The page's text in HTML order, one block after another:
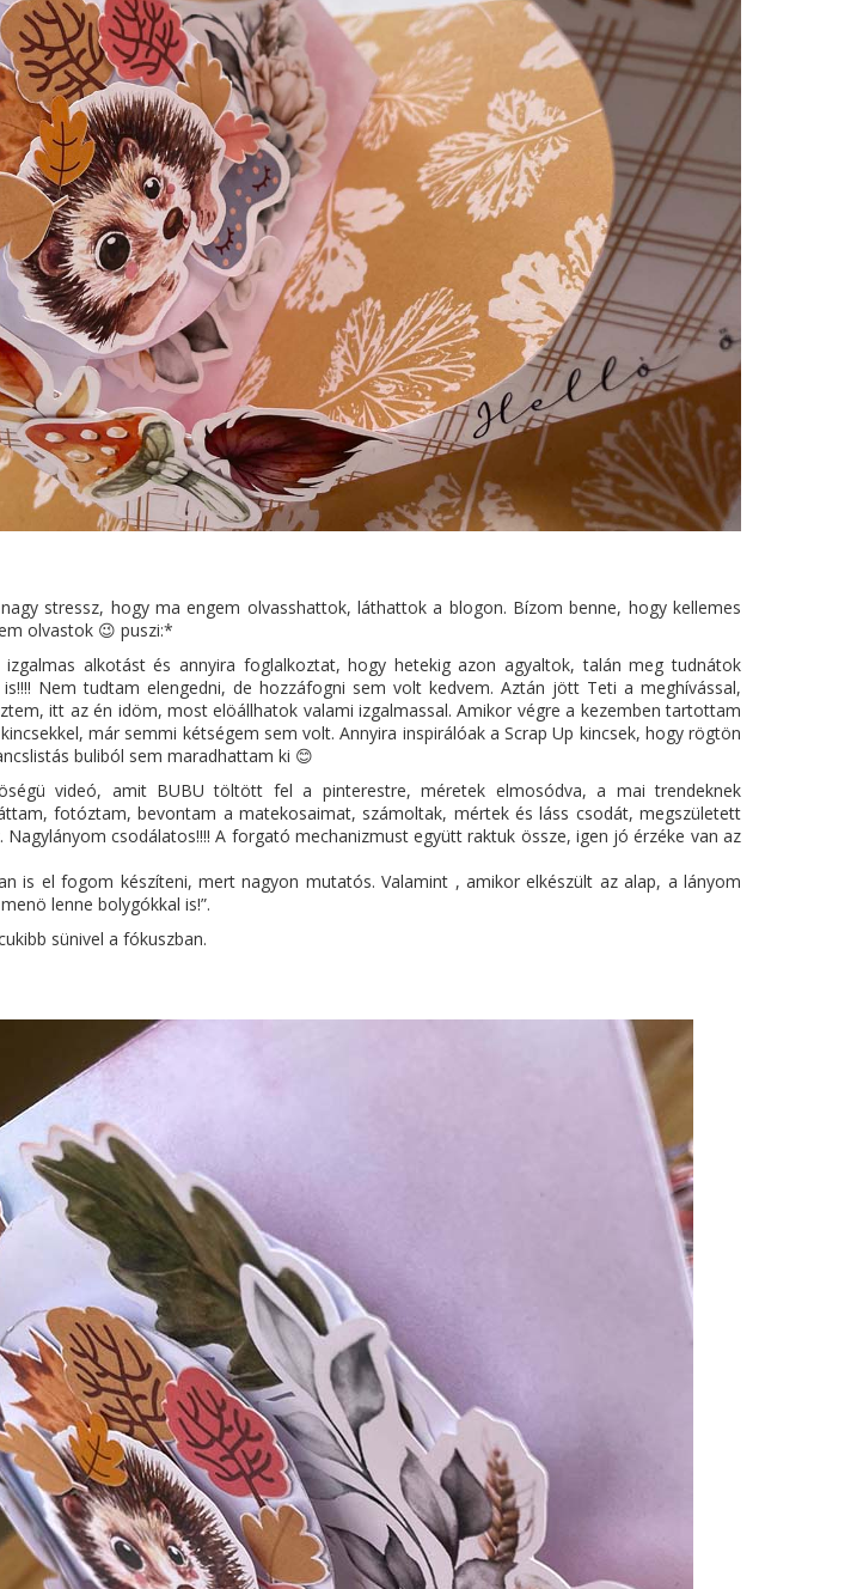
stressz, hogy ma engem olvasshattok, láthattok a blogon. Bízom benne, hogy kellemes
olvastok 😉 puszi:*
alkotást és annyira foglalkoztat, hogy hetekig azon agyaltok, talán meg tudnátok
Nem tudtam elengedni, de hozzáfogni sem volt kedvem. Aztán jött Teti a meghívással,
itt az én idöm, most elöállhatok valami izgalmassal. Amikor végre a kezemben tartottam
már semmi kétségem sem volt. Annyira inspirálóak a Scrap Up kincsek, hogy rögtön
buliból sem maradhattam ki 😊
videó, amit BUBU töltött fel a pinterestre, méretek elmosódva, a mai trendeknek
fotóztam, bevontam a matekosaimat, számoltak, mértek és láss csodát, megszületett
csodálatos!!!! A forgató mechanizmust együtt raktuk össze, igen jó érzéke van az
is el fogom készíteni, mert nagyon mutatós. Valamint , amikor elkészült az alap, a lányom
lenne bolygókkal is!”.
sünivel a fókuszban.